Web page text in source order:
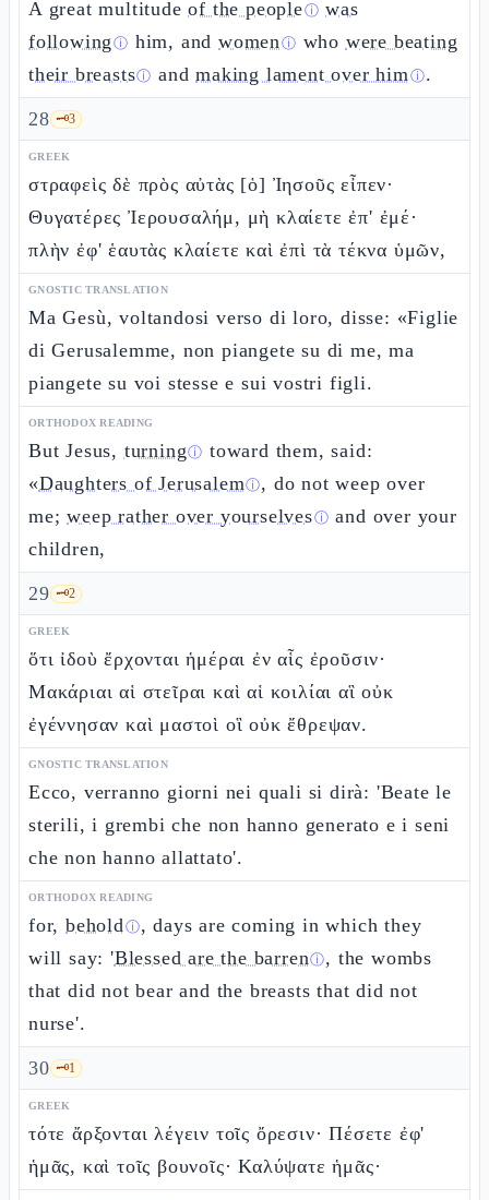
A great multitudeof the peopleⓘ was
following ⓘ him, andwomenⓘ who were beating
their breastsⓘ andmaking lament over himⓘ.
28 🗝️3
GREEK
στραφεὶς δὲ πρὸς αὐτὰς [ὁ] Ἰησοῦς εἶπεν·
Θυγατέρες Ἰερουσαλήμ, μὴ κλαίετε ἐπ' ἐμέ·
πλὴν ἐφ' ἑαυτὰς κλαίετε καὶ ἐπὶ τὰ τέκνα ὑμῶν,
GNOSTIC TRANSLATION
Ma Gesù, voltandosi verso di loro, disse: «Figlie
di Gerusalemme, non piangete su di me, ma
piangete su voi stesse e sui vostri figli.
ORTHODOX READING
But Jesus, turningⓘ toward them, said:
«Daughters of Jerusalemⓘ, do not weep over
me;weep rather over yourselvesⓘ and over your
children,
29 🗝️2
GREEK
ὅτι ἰδοὺ ἔρχονται ἡμέραι ἐν αἷς ἐροῦσιν·
Μακάριαι αἱ στεῖραι καὶ αἱ κοιλίαι αἳ οὐκ
ἐγέννησαν καὶ μαστοὶ οἳ οὐκ ἔθρεψαν.
GNOSTIC TRANSLATION
Ecco, verranno giorni nei quali si dirà: 'Beate le
sterili, i grembi che non hanno generato e i seni
che non hanno allattato'.
ORTHODOX READING
for, beholdⓘ, days are coming in which they
will say: 'Blessed are the barrenⓘ, the wombs
that did not bear and the breasts that did not
nurse'.
30 🗝️1
GREEK
τότε ἄρξονται λέγειν τοῖς ὄρεσιν· Πέσετε ἐφ'
ἡμᾶς, καὶ τοῖς βουνοῖς· Καλύψατε ἡμᾶς·